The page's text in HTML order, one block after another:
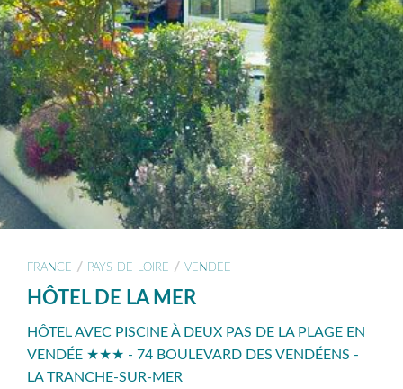
FRANCE / PAYS-DE-LOIRE / VENDEE
HÔTEL DE LA MER
HÔTEL AVEC PISCINE À DEUX PAS DE LA PLAGE EN
VENDÉE ★★★ - 74 BOULEVARD DES VENDÉENS -
LA TRANCHE-SUR-MER